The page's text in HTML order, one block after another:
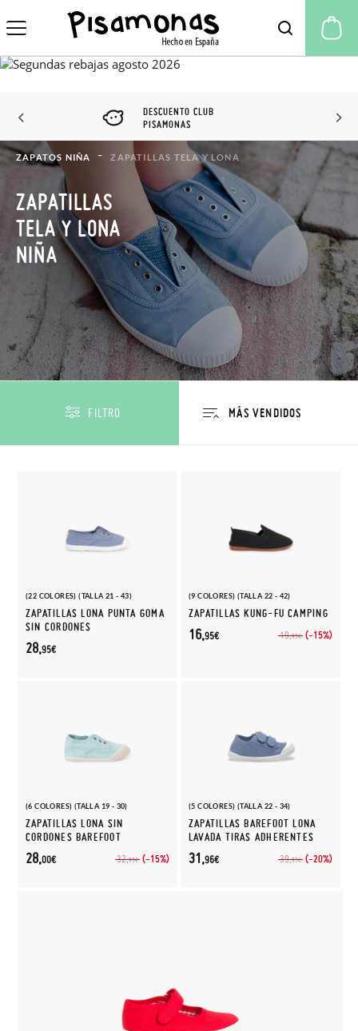
DESCUENTO CLUB
PISAMONAS
ZAPATOS NIÑA ZAPATILLAS TELA Y LONA
ZAPATILLAS
TELA Y LONA
NIÑA
FILTRO
(22 COLORES) (TALLA 21 - 43)
ZAPATILLAS LONA PUNTA GOMA
SIN CORDONES
28,95€
(9 COLORES) (TALLA 22 - 42)
ZAPATILLAS KUNG-FU CAMPING
19,95€ (-15%)
16,95€
(6 COLORES) (TALLA 19 - 30)
ZAPATILLAS LONA SIN
CORDONES BAREFOOT
32,95€ (-15%)
28,00€
(5 COLORES) (TALLA 22 - 34)
ZAPATILLAS BAREFOOT LONA
LAVADA TIRAS ADHERENTES
39,95€ (-20%)
31,96€